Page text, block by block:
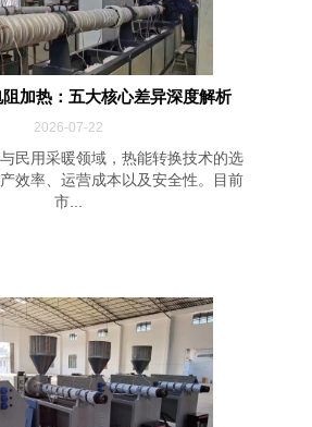
加热：五大核心差异深度解析
2026-07-22
民用采暖领域，热能转换技术的选
效率、运营成本以及安全性。目前
市...